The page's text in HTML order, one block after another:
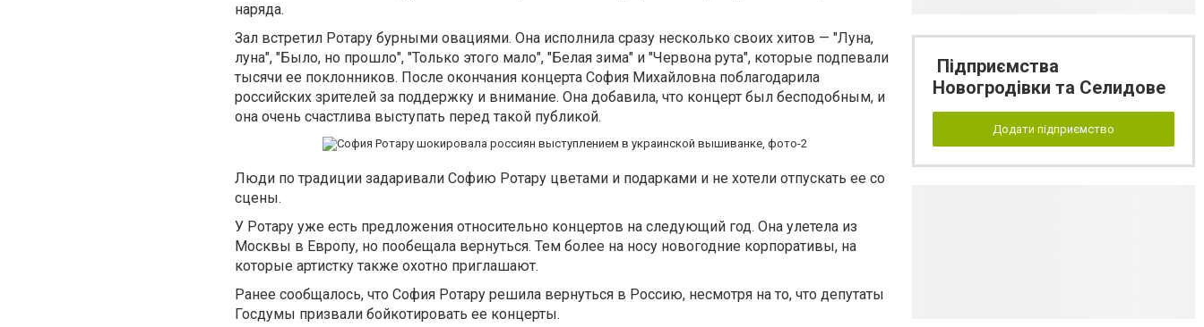
наряда.
Зал встретил Ротару бурными овациями. Она исполнила сразу несколько своих хитов — "Луна,
луна", "Было, но прошло", "Только этого мало", "Белая зима" и "Червона рута", которые подпевали
тысячи ее поклонников. После окончания концерта София Михайловна поблагодарила
российских зрителей за поддержку и внимание. Она добавила, что концерт был бесподобным, и
она очень счастлива выступать перед такой публикой.
Люди по традиции задаривали Софию Ротару цветами и подарками и не хотели отпускать ее со
сцены.
У Ротару уже есть предложения относительно концертов на следующий год. Она улетела из
Москвы в Европу, но пообещала вернуться. Тем более на носу новогодние корпоративы, на
которые артистку также охотно приглашают.
Ранее сообщалось, что София Ротару решила вернуться в Россию, несмотря на то, что депутаты
Госдумы призвали бойкотировать ее концерты.
Підприємства
Новогродівки та Селидове
Додати підприємство